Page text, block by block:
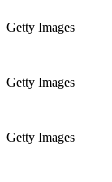
Getty Images
Getty Images
Getty Images